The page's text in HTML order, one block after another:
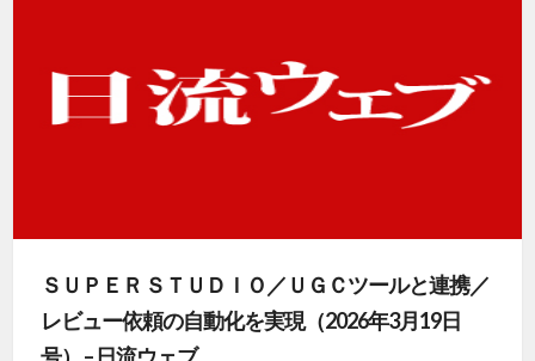
ＳＵＰＥＲ ＳＴＵＤＩＯ／ＵＧＣツールと連携／
レビュー依頼の自動化を実現（2026年3月19日